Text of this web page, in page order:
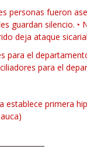
personas fueron
guardan silencio. ‣
deja ataque sicarial
para el
para el
establece primera